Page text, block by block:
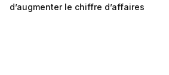
d’augmenter le chiffre d’affaires